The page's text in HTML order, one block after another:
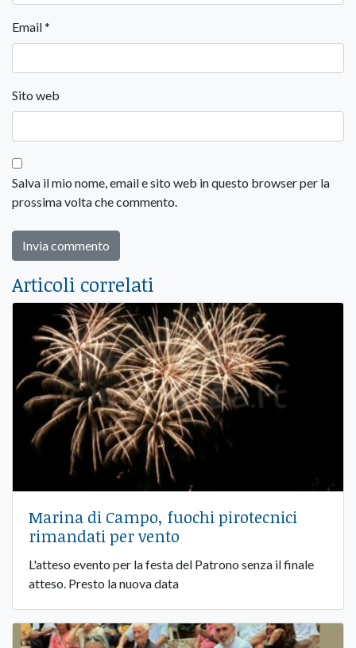
Email*
Sito web
Salva il mio nome, email e sito web in questo browser per la
prossima volta che commento.
Articoli correlati
Marina di Campo, fuochi pirotecnici
rimandati per vento
L'atteso evento per la festa del Patrono senza il finale
atteso. Presto la nuova data